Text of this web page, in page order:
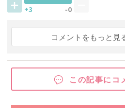
+3 -0
コメントをもっと見
この記事にコ